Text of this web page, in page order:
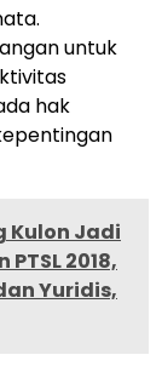
untuk
hak
Kulon Jadi
2018,
Yuridis,